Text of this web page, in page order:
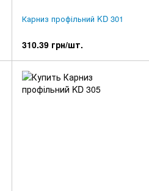
Карниз профільний KD 301
310.39 грн/шт.